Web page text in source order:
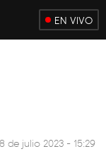
EN VIVO
8 de julio 2023 - 15:29